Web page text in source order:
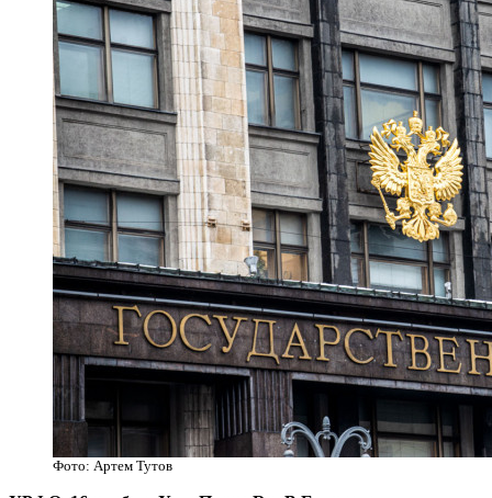
Фото: Артем Тутов